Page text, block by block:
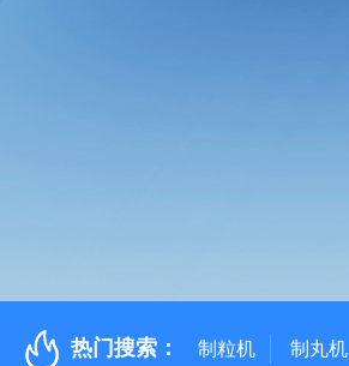
热门搜索： 制粒机 制丸机